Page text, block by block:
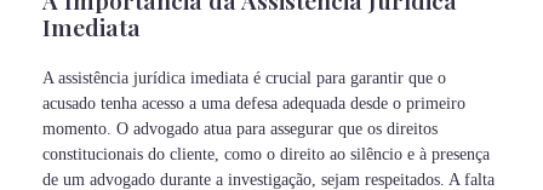
Imediata
A assistência jurídica imediata é crucial para garantir que o
acusado tenha acesso a uma defesa adequada desde o primeiro
momento. O advogado atua para assegurar que os direitos
constitucionais do cliente, como o direito ao silêncio e à presença
de um advogado durante a investigação, sejam respeitados. A falta